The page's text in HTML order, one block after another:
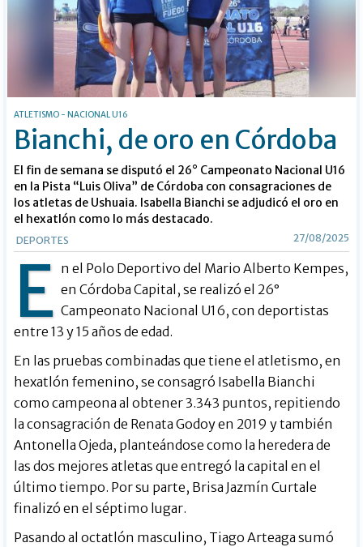
ATLETISMO - NACIONAL U16
Bianchi, de oro en Córdoba
El fin de semana se disputó el 26° Campeonato Nacional U16
en la Pista “Luis Oliva” de Córdoba con consagraciones de
los atletas de Ushuaia. Isabella Bianchi se adjudicó el oro en
el hexatlón como lo más destacado.
DEPORTES 27/08/2025
E n el Polo Deportivo del Mario Alberto Kempes,
en Córdoba Capital, se realizó el 26°
Campeonato Nacional U16, con deportistas
entre 13 y 15 años de edad.
En las pruebas combinadas que tiene el atletismo, en
hexatlón femenino, se consagró Isabella Bianchi
como campeona al obtener 3.343 puntos, repitiendo
la consagración de Renata Godoy en 2019 y también
Antonella Ojeda, planteándose como la heredera de
las dos mejores atletas que entregó la capital en el
último tiempo. Por su parte, Brisa Jazmín Curtale
finalizó en el séptimo lugar.
Pasando al octatlón masculino, Tiago Arteaga sumó